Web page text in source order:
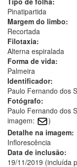
Pinatipartida
Margem do limbo:
Recortada
Filotaxia:
Alterna espiralada
Forma de vida:
Palmeira
Identificador:
Paulo Fernando dos
Fotógrafo:
Paulo Fernando dos
imagem:
)
Detalhe na imagem:
Inflorescência
Data de inclusão:
19/11/2019 (incluída